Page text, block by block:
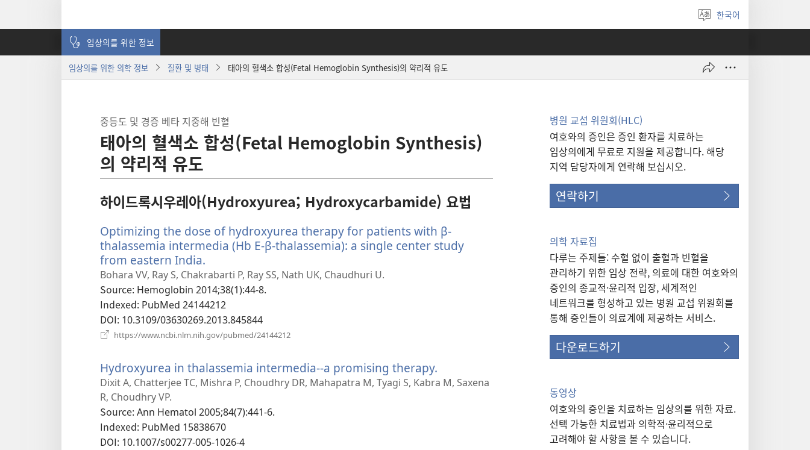
언어
선택
한국어
임상의를 위한 정보
임상의를 위한 의학 정보 질환 및 병태 태아의 혈색소 합성(Fetal Hemoglobin Synthesis)의 약리적 유도
중등도 및 경증 베타 지중해 빈혈
태아의 혈색소 합성(Fetal Hemoglobin Synthesis)
의 약리적 유도
하이드록시우레아(Hydroxyurea; Hydroxycarbamide) 요법
Optimizing the dose of hydroxyurea therapy for patients with β-
thalassemia intermedia (Hb E-β-thalassemia): a single center study
from eastern India.
로
운
창
열
기)
Bohara VV, Ray S, Chakrabarti P, Ray SS, Nath UK, Chaudhuri U.
Source‎: Hemoglobin 2014;38(1):44-8.
Indexed‎: PubMed 24144212
DOI‎: 10.3109/03630269.2013.845844
https://www.ncbi.nlm.nih.gov/pubmed/24144212
창
열
Hydroxyurea in thalassemia intermedia--a promising therapy.
로
Dixit A, Chatterjee TC, Mishra P, Choudhry DR, Mahapatra M, Tyagi S, Kabra M, Saxena
R, Choudhry VP.
Source‎: Ann Hematol 2005;84(7):441-6.
Indexed‎: PubMed 15838670
DOI‎: 10.1007/s00277-005-1026-4
병원 교섭 위원회(HLC)
여호와의 증인은 증인 환자를 치료하는
임상의에게 무료로 지원을 제공합니다. 해당
지역 담당자에게 연락해 보십시오.
연락하기
의학 자료집
다루는 주제들: 수혈 없이 출혈과 빈혈을
관리하기 위한 임상 전략, 의료에 대한 여호와의
증인의 종교적·윤리적 입장, 세계적인
네트워크를 형성하고 있는 병원 교섭 위원회를
통해 증인들이 의료계에 제공하는 서비스.
다운로드하기
동영상
여호와의 증인을 치료하는 임상의를 위한 자료.
선택 가능한 치료법과 의학적·윤리적으로
고려해야 할 사항을 볼 수 있습니다.